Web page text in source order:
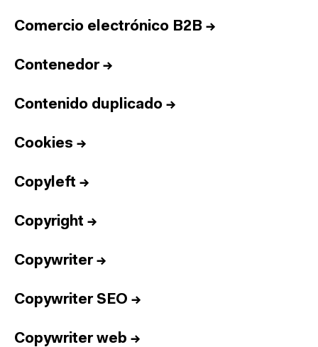
Comercio electrónico B2B →
Contenedor→
Contenido duplicado →
Cookies →
Copyleft →
Copyright →
Copywriter→
Copywriter SEO →
Copywriter web →